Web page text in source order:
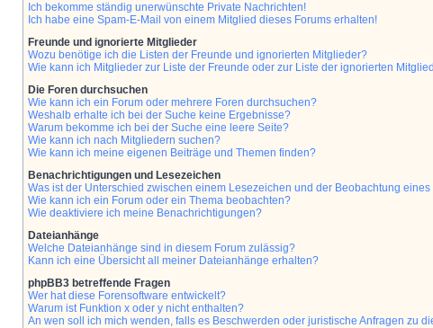
Ich bekomme ständig unerwünschte Private Nachrichten!
Ich habe eine Spam-E-Mail von einem Mitglied dieses Forums erhalten!
Freunde und ignorierte Mitglieder
Wozu benötige ich die Listen der Freunde und ignorierten Mitglieder?
Wie kann ich Mitglieder zur Liste der Freunde oder zur Liste der ignorierten
Die Foren durchsuchen
Wie kann ich ein Forum oder mehrere Foren durchsuchen?
Weshalb erhalte ich bei der Suche keine Ergebnisse?
Warum bekomme ich bei der Suche eine leere Seite?
Wie kann ich nach Mitgliedern suchen?
Wie kann ich meine eigenen Beiträge und Themen finden?
Benachrichtigungen und Lesezeichen
Was ist der Unterschied zwischen einem Lesezeichen und der Beobachtung
Wie kann ich ein Forum oder ein Thema beobachten?
Wie deaktiviere ich meine Benachrichtigungen?
Dateianhänge
Welche Dateianhänge sind in diesem Forum zulässig?
Kann ich eine Übersicht all meiner Dateianhänge erhalten?
phpBB3 betreffende Fragen
Wer hat diese Forensoftware entwickelt?
Warum ist Funktion x oder y nicht enthalten?
An wen soll ich mich wenden, falls es Beschwerden oder juristische Anfragen zu